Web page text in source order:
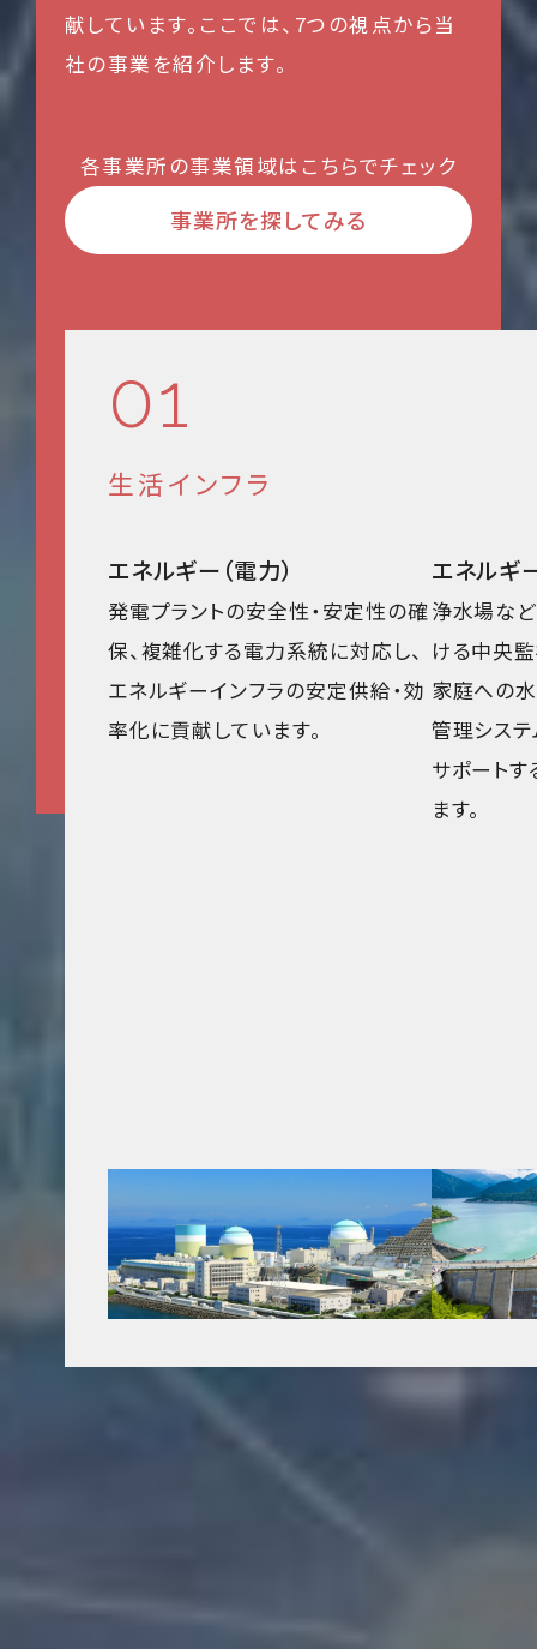
献しています。ここでは、7つの視点から当
社の事業を紹介します。
各事業所の事業領域はこちらでチェック
事業所を探してみる
01
生活インフラ
エネルギー（電力）
発電プラントの安全性・安定性の確
保、複雑化する電力系統に対応し、
エネルギーインフラの安定供給・効
率化に貢献しています。
エネルギ
浄水場な
ける中央
家庭への
管理シス
サポート
ます。